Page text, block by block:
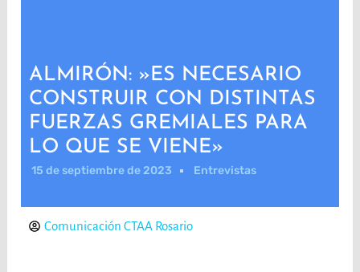
ALMIRÓN: »ES NECESARIO
CONSTRUIR CON DISTINTAS
FUERZAS GREMIALES PARA
LO QUE SE VIENE»
15 de septiembre de 2023 Entrevistas
Comunicación CTAA Rosario